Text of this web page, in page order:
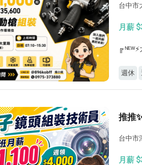
台中市
月薪
╔
週休
推推
台中市
月薪